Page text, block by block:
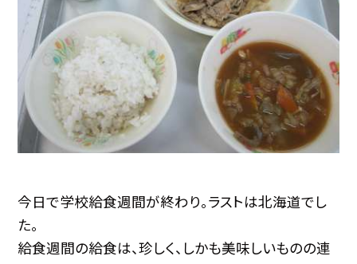
今日で学校給食週間が終わり。ラストは北海道でし
た。
給食週間の給食は、珍しく、しかも美味しいものの連